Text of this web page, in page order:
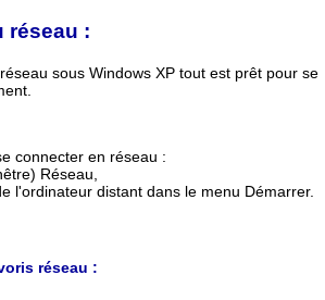
réseau :
sous Windows XP tout est prêt pour se
connecter en réseau :
Réseau,
l'ordinateur distant dans le menu Démarrer.
réseau :